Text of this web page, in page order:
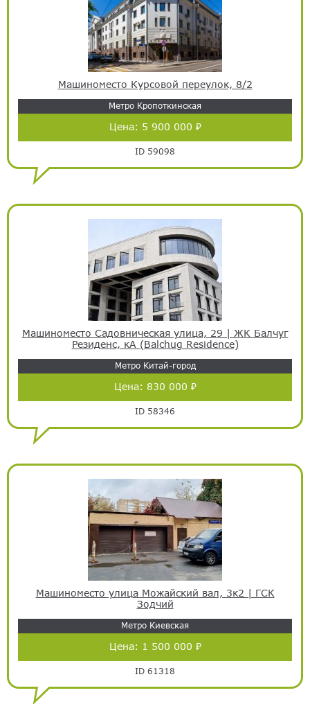
Машиноместо Курсовой переулок, 8/2
Метро Кропоткинская
Цена: 5 900 000 ₽
ID 59098
Машиноместо Садовническая улица, 29 | ЖК Балчуг
Резиденс, кА (Balchug Residence)
Метро Китай-город
Цена: 830 000 ₽
ID 58346
Машиноместо улица Можайский вал, 3к2 | ГСК
Зодчий
Метро Киевская
Цена: 1 500 000 ₽
ID 61318